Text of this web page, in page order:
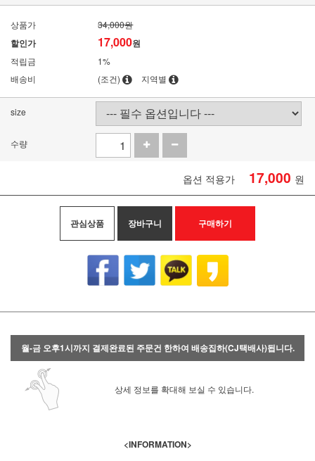
상품가 34,000원
할인가 17,000원
적립금
1%
배송비
(조건) 지역별
size
수량
옵션 적용가 17,000 원
관심상품 장바구니 구매하기
월-금 오후1시까지 결제완료된 주문건 한하여 배송집하(CJ택배사)됩니다.
상세 정보를 확대해 보실 수 있습니다.
<INFORMATION>